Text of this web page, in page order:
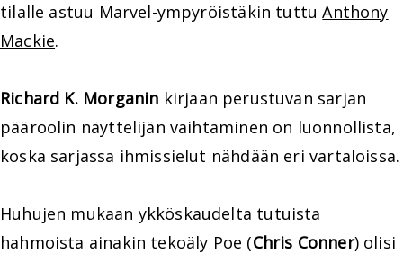
tilalle astuu Marvel-ympyröistäkin tuttuAnthony
Mackie.
Richard K. Morganin kirjaan perustuvan sarjan
pääroolin näyttelijän vaihtaminen on luonnollista,
koska sarjassa ihmissielut nähdään eri vartaloissa.
Huhujen mukaan ykköskaudelta tutuista
hahmoista ainakin tekoäly Poe (Chris Conner) olisi